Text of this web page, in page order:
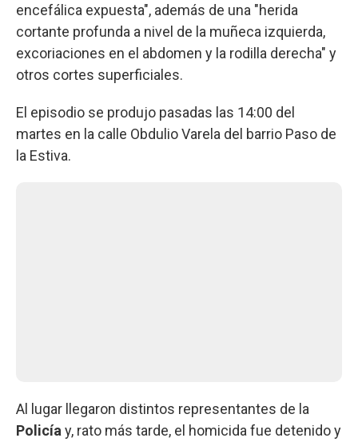
encefálica expuesta", además de una "herida
cortante profunda a nivel de la muñeca izquierda,
excoriaciones en el abdomen y la rodilla derecha" y
otros cortes superficiales.
El episodio se produjo pasadas las 14:00 del
martes en la calle Obdulio Varela del barrio Paso de
la Estiva.
Al lugar llegaron distintos representantes de la
Policía y, rato más tarde, el homicida fue detenido y